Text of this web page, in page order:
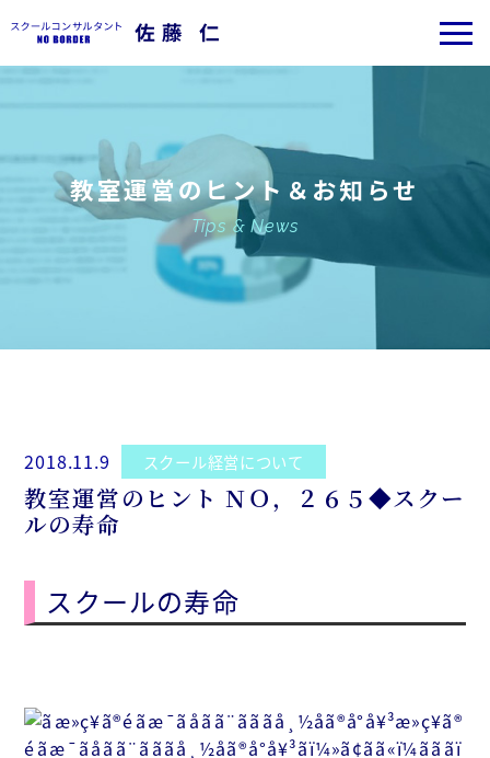
教室運営のヒント＆お知らせ
Tips & News
2018.11.9 スクール経営について
教室運営のヒント ＮＯ，２６５◆スクー
ルの寿命
スクールの寿命